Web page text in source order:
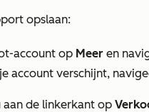
opslaan:
account op Meer en
account verschijnt,
aan de linkerkant op